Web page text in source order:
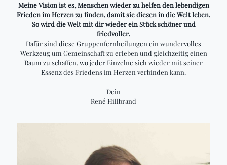
Meine Vision ist es, Menschen wieder zu helfen den lebendigen
Frieden im Herzen zu finden, damit sie diesen in die Welt leben.
So wird die Welt mit dir wieder ein Stück schöner und
friedvoller.
Dafür sind diese Gruppenfernheilungen ein wundervolles
Werkzeug um Gemeinschaft zu erleben und gleichzeitig einen
Raum zu schaffen, wo jeder Einzelne sich wieder mit seiner
Essenz des Friedens im Herzen verbinden kann.
Dein
René Hillbrand